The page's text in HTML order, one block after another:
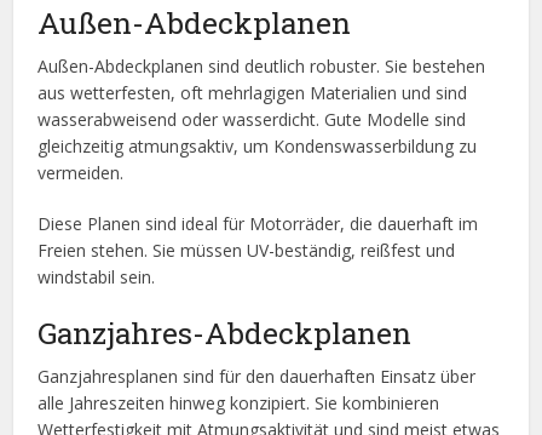
Außen-Abdeckplanen
Außen-Abdeckplanen sind deutlich robuster. Sie bestehen
aus wetterfesten, oft mehrlagigen Materialien und sind
wasserabweisend oder wasserdicht. Gute Modelle sind
gleichzeitig atmungsaktiv, um Kondenswasserbildung zu
vermeiden.
Diese Planen sind ideal für Motorräder, die dauerhaft im
Freien stehen. Sie müssen UV-beständig, reißfest und
windstabil sein.
Ganzjahres-Abdeckplanen
Ganzjahresplanen sind für den dauerhaften Einsatz über
alle Jahreszeiten hinweg konzipiert. Sie kombinieren
Wetterfestigkeit mit Atmungsaktivität und sind meist etwas